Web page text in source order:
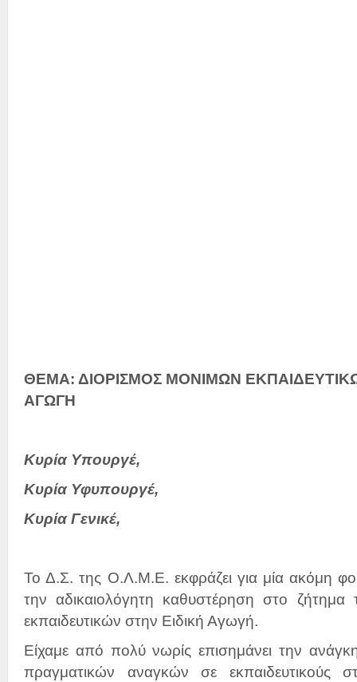
ΘΕΜΑ: ΔΙΟΡΙΣΜΟΣ ΜΟΝΙΜΩΝ
ΑΓΩΓΗ
Κυρία Υπουργέ,
Κυρία Υφυπουργέ,
Κυρία Γενικέ,
Το Δ.Σ. της Ο.Λ.Μ.Ε. εκφράζει για μία ακόμη
την αδικαιολόγητη καθυστέρηση στο ζήτημα
εκπαιδευτικών στην Ειδική Αγωγή.
Είχαμε από πολύ νωρίς επισημάνει την
πραγματικών αναγκών σε εκπαιδευτικούς